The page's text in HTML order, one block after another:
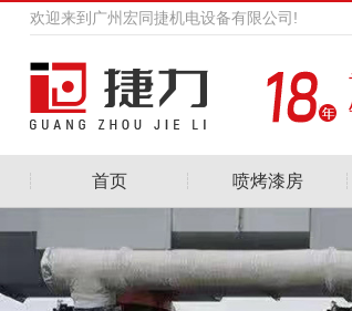
欢迎来到广州宏同捷机电设备有限公司!
首页 喷烤漆房